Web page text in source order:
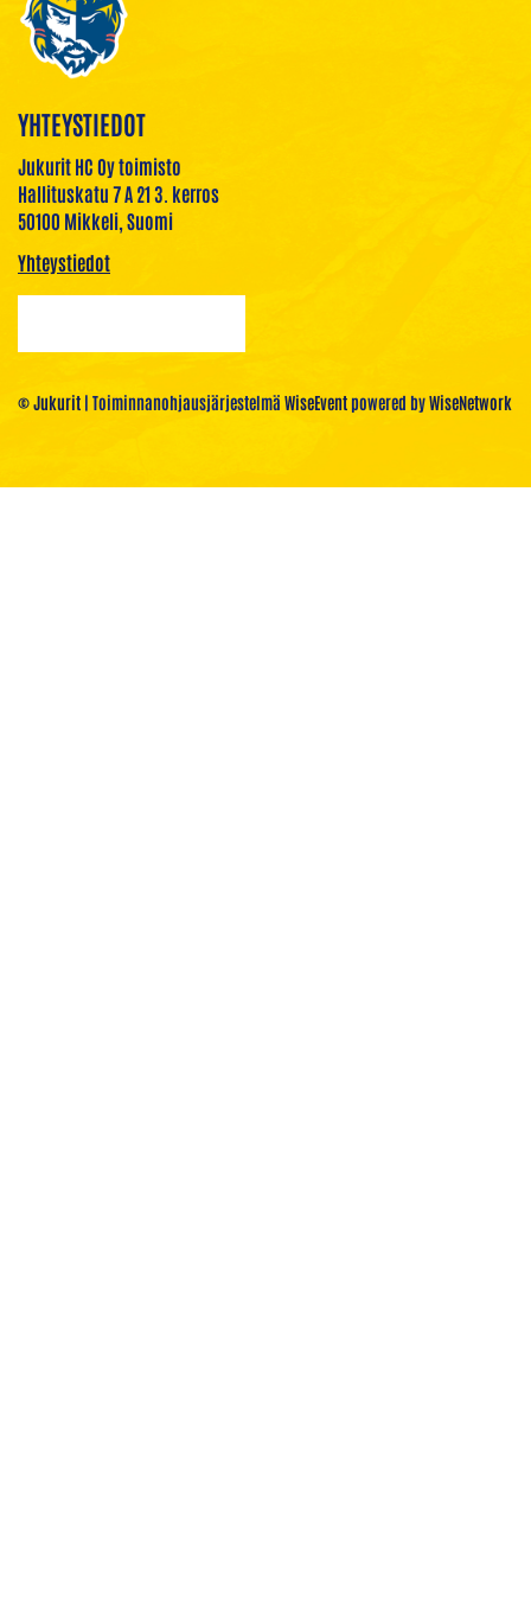
YHTEYSTIEDOT
Jukurit HC Oy toimisto
Hallituskatu 7 A 21 3. kerros
50100 Mikkeli, Suomi
Yhteystiedot
© Jukurit | Toiminnanohjausjärjestelmä WiseEventpowered byWiseNetwork